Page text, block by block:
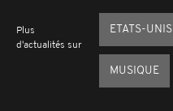
Plus
d'actualités sur
ETATS-UNIS
MUSIQUE